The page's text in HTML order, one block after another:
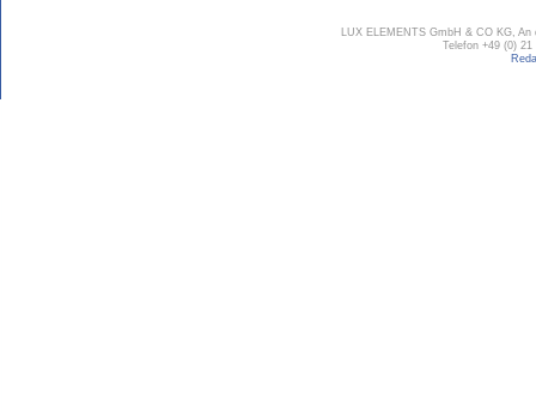
LUX ELEMENTS GmbH & CO KG,
Telefon +49 (0)